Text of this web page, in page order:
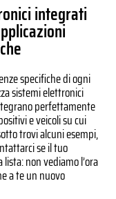
integrati
specifiche di ogni
sistemi elettronici
perfettamente
e veicoli su cui
trovi alcuni esempi,
se il tuo
non vediamo l’ora
a te un nuovo